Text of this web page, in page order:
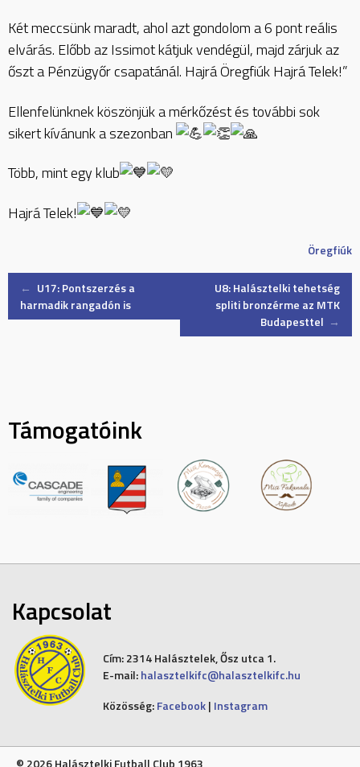
Két meccsünk maradt, ahol azt gondolom a 6 pont reális
elvárás. Előbb az Issimot kátjuk vendégül, majd zárjuk az
őszt a Pénzügyőr csapatánál. Hajrá Öregfiúk Hajrá Telek!”
Ellenfelünknek köszönjük a mérkőzést és további sok
sikert kívánunk a szezonban
Több, mint egy klub
Hajrá Telek!
Öregfiúk
Post
← U17: Pontszerzés a
harmadik rangadón is
U8: Halásztelki tehetség
spliti bronzérme az MTK
Budapesttel →
Támogatóink
Kapcsolat
Cím:2314 Halásztelek, Ősz utca 1.
E-mail: halasztelkifc@halasztelkifc.hu
Közösség: Facebook| Instagram
© 2026 Halásztelki Futball Club 1963